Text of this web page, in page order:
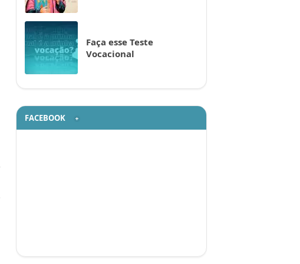
Faça esse Teste
Vocacional
FACEBOOK